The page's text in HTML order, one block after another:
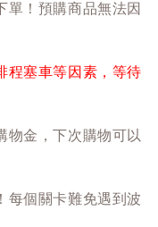
單！預購商品無法因
程塞車等因素，等待
物金，下次購物可以
每個關卡難免遇到波